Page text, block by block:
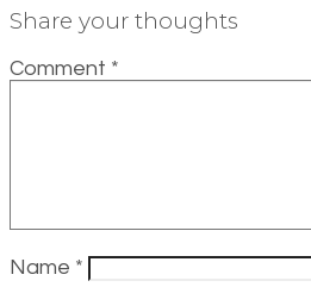
Share your thoughts
Comment *
Name *